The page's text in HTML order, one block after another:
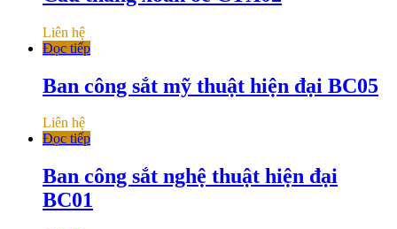
Liên hệ
Đọc tiếp
Ban công sắt mỹ thuật hiện đại BC05
Liên hệ
Đọc tiếp
Ban công sắt nghệ thuật hiện đại
BC01